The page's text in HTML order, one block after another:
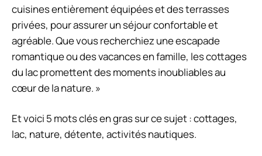
cuisines entièrement équipées et des terrasses
privées, pour assurer un séjour confortable et
agréable. Que vous recherchiez une escapade
romantique ou des vacances en famille, les cottages
du lac promettent des moments inoubliables au
cœur de la nature. »
Et voici 5 mots clés en gras sur ce sujet : cottages,
lac, nature, détente, activités nautiques.